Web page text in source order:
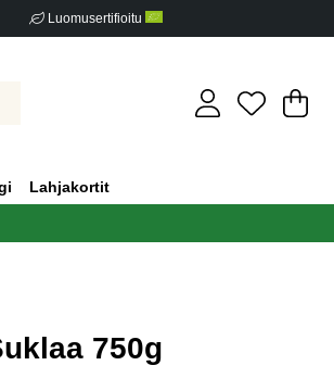
Luomusertifioitu
.
Lahjakortit
750g